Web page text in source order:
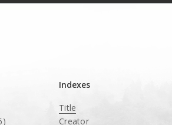
Indexes
Title
Creator